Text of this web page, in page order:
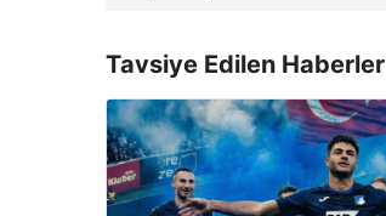
Tavsiye Edilen Haberler